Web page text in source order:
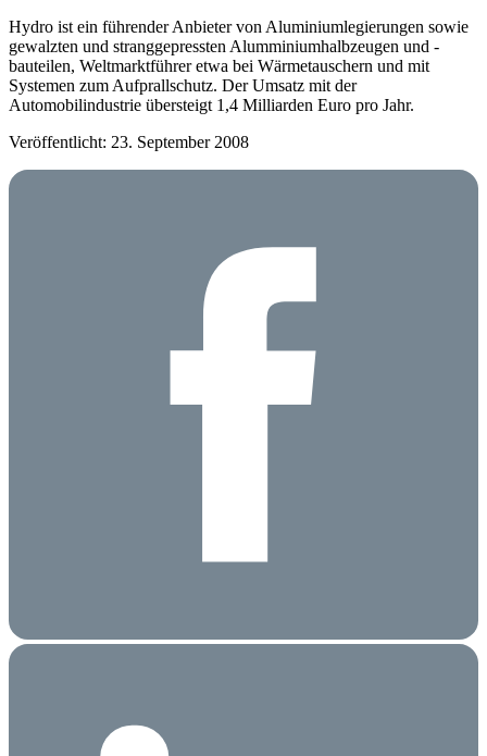
Hydro ist ein führender Anbieter von Aluminiumlegierungen sowie
gewalzten und stranggepressten Alumminiumhalbzeugen und -
bauteilen, Weltmarktführer etwa bei Wärmetauschern und mit
Systemen zum Aufprallschutz. Der Umsatz mit der
Automobilindustrie übersteigt 1,4 Milliarden Euro pro Jahr.
Veröffentlicht: 23. September 2008